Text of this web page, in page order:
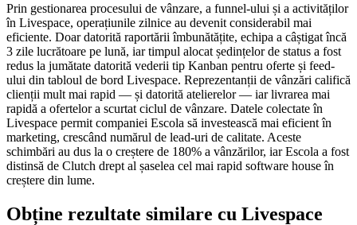
Prin gestionarea procesului de vânzare, a funnel-ului și a activităților
în Livespace, operațiunile zilnice au devenit considerabil mai
eficiente. Doar datorită raportării îmbunătățite, echipa a câștigat încă
3 zile lucrătoare pe lună, iar timpul alocat ședințelor de status a fost
redus la jumătate datorită vederii tip Kanban pentru oferte și feed-
ului din tabloul de bord Livespace. Reprezentanții de vânzări califică
clienții mult mai rapid — și datorită atelierelor — iar livrarea mai
rapidă a ofertelor a scurtat ciclul de vânzare. Datele colectate în
Livespace permit companiei Escola să investească mai eficient în
marketing, crescând numărul de lead-uri de calitate. Aceste
schimbări au dus la o creștere de 180% a vânzărilor, iar Escola a fost
distinsă de Clutch drept al șaselea cel mai rapid software house în
creștere din lume.
Obține rezultate similare cu Livespace